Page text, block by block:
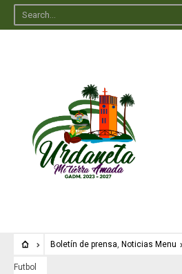
Boletín de prensa, Noticias Menu
Futbol